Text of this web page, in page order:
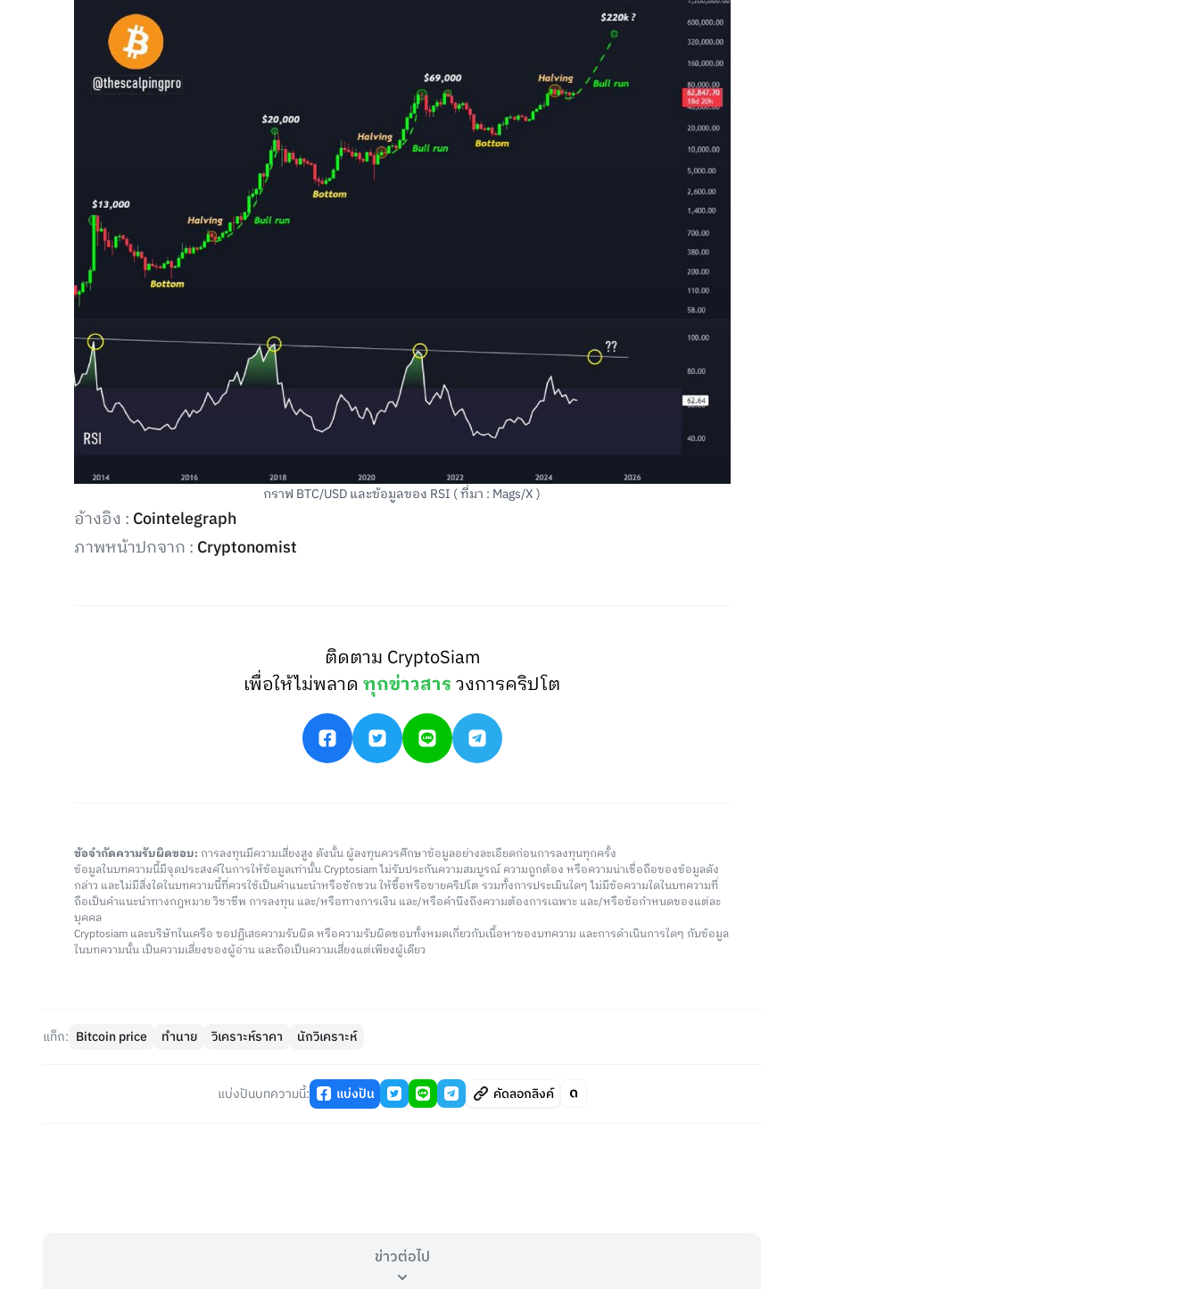
กราฟ BTC/USD และข้อมูลของ RSI ( ที่มา : Mags/X )
อ้างอิง : Cointelegraph
ภาพหน้าปกจาก : Cryptonomist
ติดตาม CryptoSiam
เพื่อให้ไม่พลาดทุกข่าวสารวงการคริปโต
ข้อจำกัดความรับผิดชอบ: การลงทุนมีความเสี่ยงสูง ดังนั้น ผู้ลงทุนควรศึกษาข้อมูลอย่างละเอียดก่อนการลงทุนทุกครั้ง
ข้อมูลในบทความนี้มีจุดประสงค์ในการให้ข้อมูลเท่านั้น Cryptosiam ไม่รับประกันความสมบูรณ์ ความถูกต้อง หรือความน่าเชื่อถือของข้อมูลดัง
กล่าว และไม่มีสิ่งใดในบทความนี้ที่ควรใช้เป็นคำแนะนำหรือชักชวน ให้ซื้อหรือขายคริปโต รวมทั้งการประเมินใดๆ ไม่มีข้อความใดในบทความที่
ถือเป็นคำแนะนำทางกฎหมาย วิชาชีพ การลงทุน และ/หรือทางการเงิน และ/หรือคำนึงถึงความต้องการเฉพาะ และ/หรือข้อกำหนดของแต่ละ
บุคคล
Cryptosiam และบริษัทในเครือ ขอปฏิเสธความรับผิด หรือความรับผิดชอบทั้งหมดเกี่ยวกับเนื้อหาของบทความ และการดำเนินการใดๆ กับข้อมูล
ในบทความนั้น เป็นความเสี่ยงของผู้อ่าน และถือเป็นความเสี่ยงแต่เพียงผู้เดียว
แท็ก: Bitcoin price ทำนาย วิเคราะห์ราคา นักวิเคราะห์
แบ่งปันบทความนี้: แบ่งปัน คัดลอกลิงค์
ข่าวต่อไป